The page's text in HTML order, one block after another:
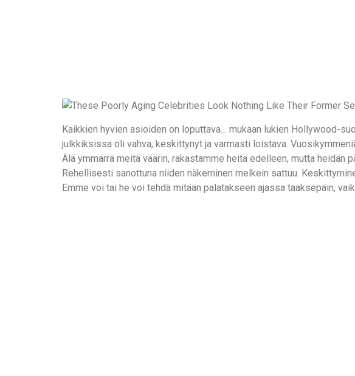
Kaikkien hyvien asioiden on loputtava… mukaan lukien Hollywood-
julkkiksissa oli vahva, keskittynyt ja varmasti loistava.
Älä ymmärrä meitä väärin, rakastamme heitä edelleen, mutta heidän
Rehellisesti sanottuna niiden näkeminen melkein sattuu.
Emme voi tai he voi tehdä mitään palatakseen ajassa taaksepäin,